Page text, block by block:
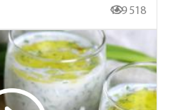
159 518